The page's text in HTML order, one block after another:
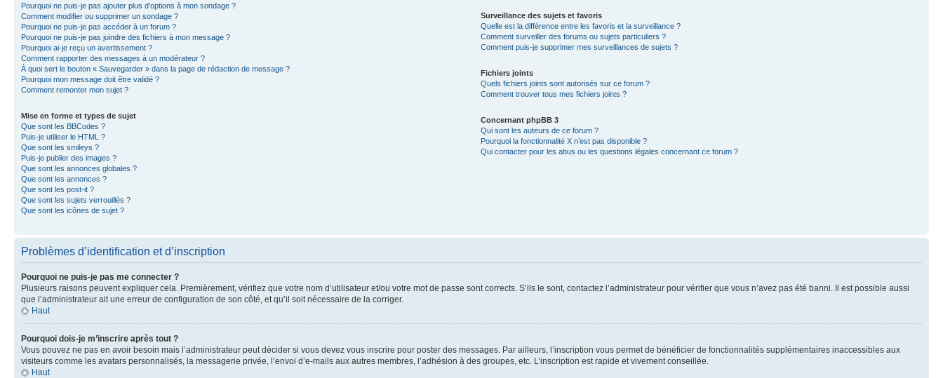
Pourquoi ne puis-je pas ajouter plus d’options à mon sondage ?
Comment modifier ou supprimer un sondage ?
Pourquoi ne puis-je pas accéder à un forum ?
Pourquoi ne puis-je pas joindre des fichiers à mon message ?
Pourquoi ai-je reçu un avertissement ?
Comment rapporter des messages à un modérateur ?
À quoi sert le bouton « Sauvegarder » dans la page de rédaction de message ?
Pourquoi mon message doit être validé ?
Comment remonter mon sujet ?
Mise en forme et types de sujet
Que sont les BBCodes ?
Puis-je utiliser le HTML ?
Que sont les smileys ?
Puis-je publier des images ?
Que sont les annonces globales ?
Que sont les annonces ?
Que sont les post-it ?
Que sont les sujets verrouillés ?
Que sont les icônes de sujet ?
Surveillance des sujets et favoris
Quelle est la différence entre les favoris et la surveillance ?
Comment surveiller des forums ou sujets particuliers ?
Comment puis-je supprimer mes surveillances de sujets ?
Fichiers joints
Quels fichiers joints sont autorisés sur ce forum ?
Comment trouver tous mes fichiers joints ?
Concernant phpBB 3
Qui sont les auteurs de ce forum ?
Pourquoi la fonctionnalité X n’est pas disponible ?
Qui contacter pour les abus ou les questions légales concernant ce forum ?
Problèmes d’identification et d’inscription
Pourquoi ne puis-je pas me connecter ?
Plusieurs raisons peuvent expliquer cela. Premièrement, vérifiez que votre nom d’utilisateur et/ou votre mot de passe sont corrects. S’ils le sont, contactez l’administrateur pour vérifier que vous n’avez pas été banni. Il est possible aussi
que l’administrateur ait une erreur de configuration de son côté, et qu’il soit nécessaire de la corriger.
Haut
Pourquoi dois-je m’inscrire après tout ?
Vous pouvez ne pas en avoir besoin mais l’administrateur peut décider si vous devez vous inscrire pour poster des messages. Par ailleurs, l’inscription vous permet de bénéficier de fonctionnalités supplémentaires inaccessibles aux
visiteurs comme les avatars personnalisés, la messagerie privée, l’envoi d’e-mails aux autres membres, l’adhésion à des groupes, etc. L’inscription est rapide et vivement conseillée.
Haut